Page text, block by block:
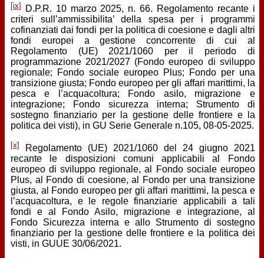
[ix]
D.P.R. 10 marzo 2025, n. 66. Regolamento recante i
criteri sull’ammissibilita’ della spesa per i programmi
cofinanziati dai fondi per la politica di coesione e dagli altri
fondi europei a gestione concorrente di cui al
Regolamento (UE) 2021/1060 per il periodo di
programmazione 2021/2027 (Fondo europeo di sviluppo
regionale; Fondo sociale europeo Plus; Fondo per una
transizione giusta; Fondo europeo per gli affari marittimi, la
pesca e l’acquacoltura; Fondo asilo, migrazione e
integrazione; Fondo sicurezza interna; Strumento di
sostegno finanziario per la gestione delle frontiere e la
politica dei visti), in GU Serie Generale n.105, 08-05-2025.
[x]
Regolamento (UE) 2021/1060 del 24 giugno 2021
recante le disposizioni comuni applicabili al Fondo
europeo di sviluppo regionale, al Fondo sociale europeo
Plus, al Fondo di coesione, al Fondo per una transizione
giusta, al Fondo europeo per gli affari marittimi, la pesca e
l’acquacoltura, e le regole finanziarie applicabili a tali
fondi e al Fondo Asilo, migrazione e integrazione, al
Fondo Sicurezza interna e allo Strumento di sostegno
finanziario per la gestione delle frontiere e la politica dei
visti, in GUUE 30/06/2021.